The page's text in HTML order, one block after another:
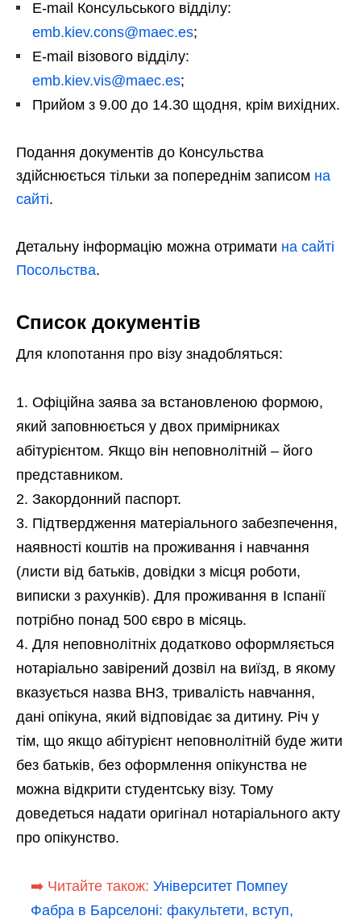
E-mail Консульського відділу:
emb.kiev.cons@maec.es;
E-mail візового відділу:
emb.kiev.vis@maec.es;
Прийом з 9.00 до 14.30 щодня, крім вихідних.
Подання документів до Консульства
здійснюється тільки за попереднім записом на
сайті.
Детальну інформацію можна отримати на сайті
Посольства.
Список документів
Для клопотання про візу знадобляться:
Офіційна заява за встановленою формою,
який заповнюється у двох примірниках
абітурієнтом. Якщо він неповнолітній – його
представником.
Закордонний паспорт.
Підтвердження матеріального забезпечення,
наявності коштів на проживання і навчання
(листи від батьків, довідки з місця роботи,
виписки з рахунків). Для проживання в Іспанії
потрібно понад 500 євро в місяць.
Для неповнолітніх додатково оформляється
нотаріально завірений дозвіл на виїзд, в якому
вказується назва ВНЗ, тривалість навчання,
дані опікуна, який відповідає за дитину. Річ у
тім, що якщо абітурієнт неповнолітній буде жити
без батьків, без оформлення опікунства не
можна відкрити студентську візу. Тому
доведеться надати оригінал нотаріального акту
про опікунство.
➡️ Читайте також: Університет Помпеу
Фабра в Барселоні: факультети, вступ,